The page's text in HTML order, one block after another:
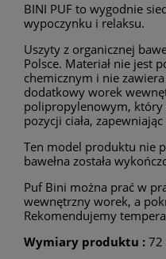
BINI PUF to wygodnie
wypoczynku i relaksu.
Uszyty z organicznej
Polsce. Materiał nie jest
chemicznym i nie
dodatkowy worek
polipropylenowym, który
pozycji ciała,
Ten model produktu nie
bawełna została
Puf Bini można prać w
wewnętrzny worek, a
Rekomendujemy
Wymiary produktu : 72